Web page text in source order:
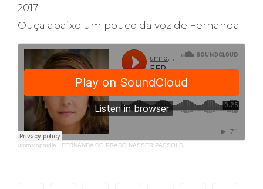
2017
Ouça abaixo um pouco da voz de Fernanda
umrostopordia · FERNANDA DO PRADO NASSER PASSOLD